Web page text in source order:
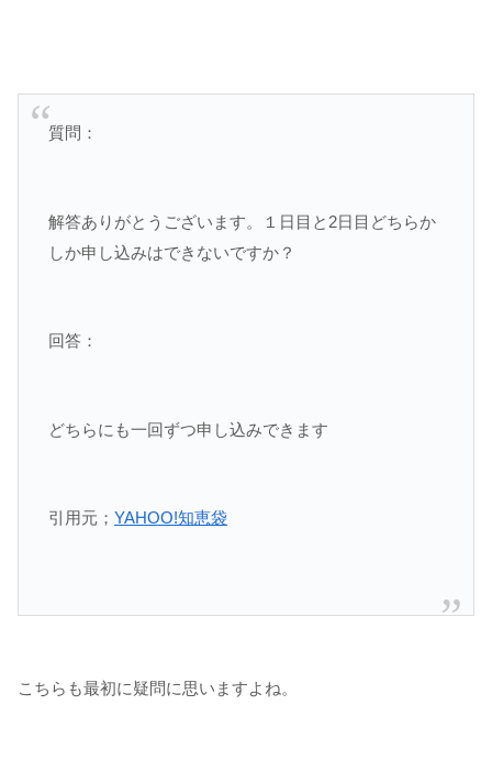
質問：
解答ありがとうございます。１日目と2日目どちらか
しか申し込みはできないですか？
回答：
どちらにも一回ずつ申し込みできます
引用元； YAHOO!知恵袋
こちらも最初に疑問に思いますよね。